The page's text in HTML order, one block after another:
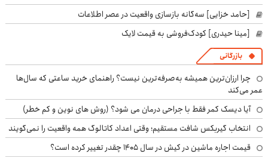
[حامد خزایی] سه‌گانه بازسازی واقعیت در عصر اطلاعات
[مینا حیدری] کودک‌فروشی به قیمت لایک
بازرگانی
چرا ارزان‌ترین همیشه به‌صرفه‌ترین نیست؟ راهنمای خرید ساعتی که سال‌ها
عمر می‌کند
آیا دیسک کمر فقط با جراحی درمان می شود؟ (روش های نوین و کم خطر)
انتخاب گیربکس شافت مستقیم؛ وقتی اعداد کاتالوگ همه واقعیت را نمی‌گویند
قیمت اجاره ماشین در کیش در سال ۱۴۰۵ چقدر تغییر کرده است؟